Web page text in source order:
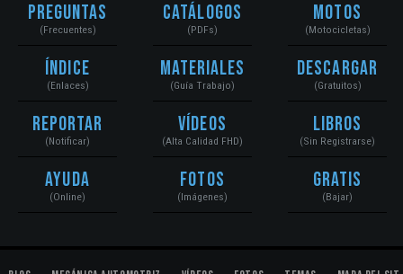
Preguntas
(Frecuentes)
Índice
(Enlaces)
Reportar
(Notificar)
Ayuda
(Online)
Catálogos
(PDFs)
Materiales
(Guía Trabajo)
Vídeos
(Alta Calidad FHD)
Fotos
(Imágenes)
Motos
(Motocicletas)
Descargar
(Gratuitos)
Libros
(Sin Registrarse)
Gratis
(Bajar)